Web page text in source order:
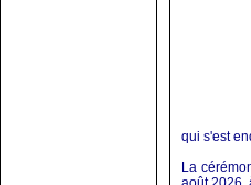
qui s'est
La